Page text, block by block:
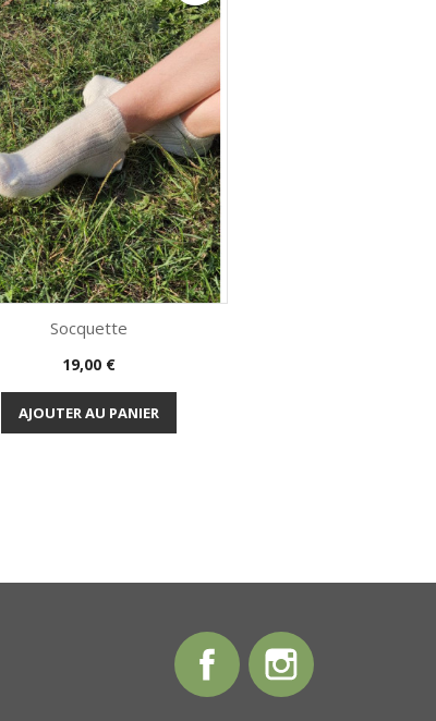
Aperçu rapide
Ecru Noir
Socquette
Prix
19,00 €
AJOUTER AU PANIER
Facebook